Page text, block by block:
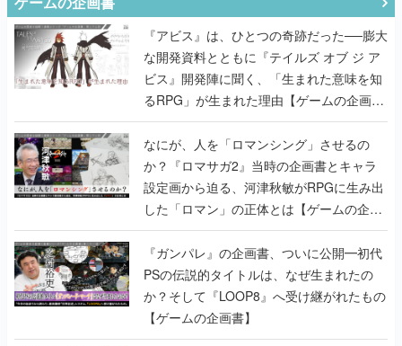
『アビス』は、ひとつの奇跡だった──膨大
な開発資料とともに『テイルズ オブ ジ ア
ビス』開発陣に聞く、「生まれた意味を知
るRPG」が生まれた理由【ゲームの企画
書】
なにが、人を「ロマンシング」させるの
か？『ロマサガ2』当時の企画書とキャラ
設定画から迫る、河津秋敏がRPGに生み出
した「ロマン」の正体とは【ゲームの企画
書】
『ガンパレ』の企画書、ついに公開━初代
PSの伝説的タイトルは、なぜ生まれたの
か？そして『LOOP8』へ受け継がれたもの
【ゲームの企画書】